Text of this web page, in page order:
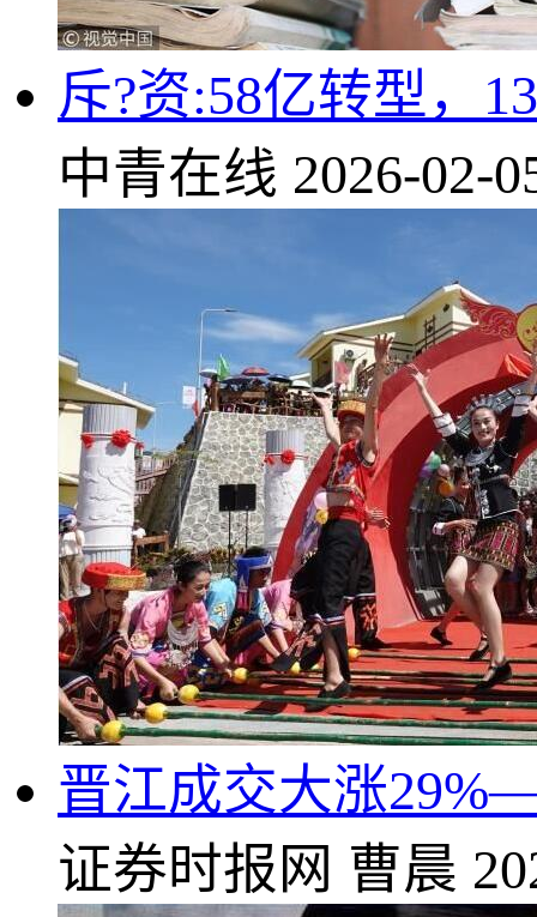
斥?资:58亿转型，
中青在线 2026-02-
晋江成交大涨
证券时报网 曹晨